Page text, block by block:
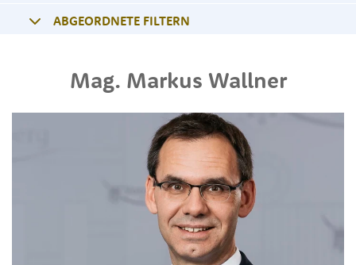
ABGEORDNETE FILTERN
Mag. Markus Wallner